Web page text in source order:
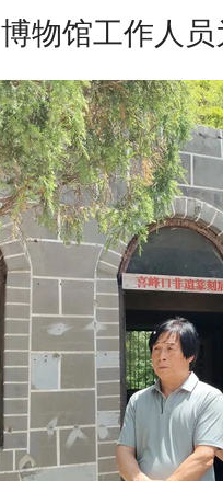
博物馆工作人